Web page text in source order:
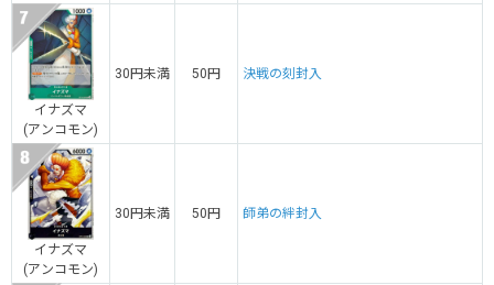
イナズマ
(アンコモン)
30円未満 50円 決戦の刻封入
イナズマ
(アンコモン)
30円未満 50円 師弟の絆封入